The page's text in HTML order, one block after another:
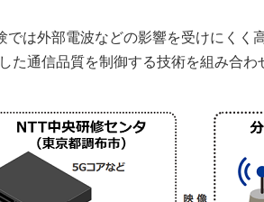
では外部電波などの影響を受けにくく
た通信品質を制御する技術を組み合